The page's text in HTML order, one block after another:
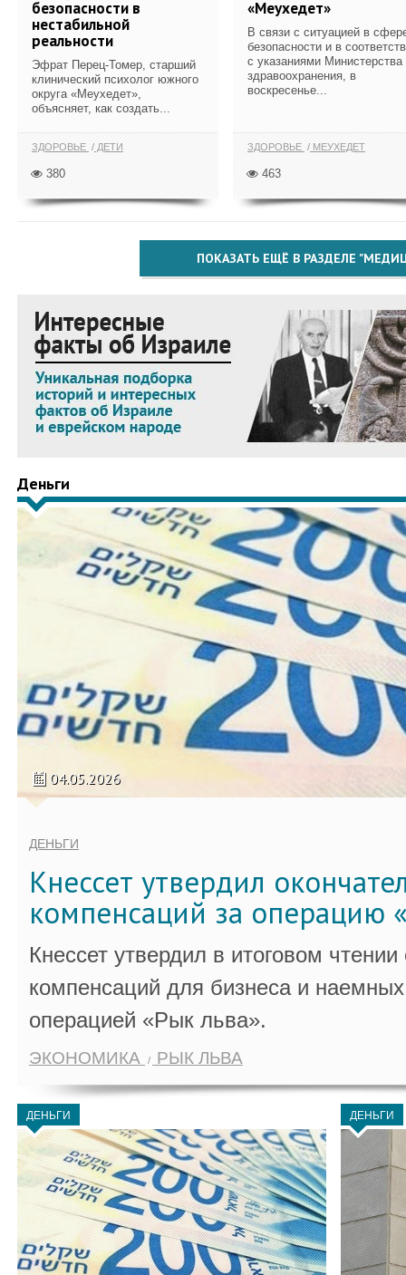
безопасности в
нестабильной
реальности
Эфрат Перец-Томер, старший
клинический психолог южного
округа «Меухедет»,
объясняет, как создать...
ЗДОРОВЬЕ ДЕТИ
380
«Меухедет»
В связи с ситуацией в
безопасности и в
с указаниями Министерства
здравоохранения, в
воскресенье...
ЗДОРОВЬЕ МЕУХЕДЕТ
463
ПОКАЗАТЬ ЕЩЁ В РАЗДЕЛЕ
Деньги
04.05.2026
ДЕНЬГИ
Кнессет утвердил
компенсаций за операцию
Кнессет утвердил в итоговом
компенсаций для бизнеса и
операцией «Рык льва».
ЭКОНОМИКА РЫК ЛЬВА
ДЕНЬГИ ДЕНЬГИ